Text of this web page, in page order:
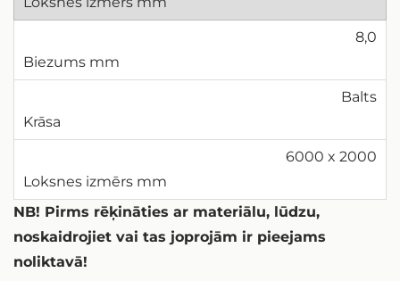
8,0
Balts
6000 x 2000
NB! Pirms rēķināties ar materiālu, lūdzu,
noskaidrojiet vai tas joprojām ir pieejams
noliktavā!